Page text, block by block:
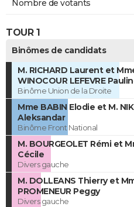
Nombre de votants
TOUR 1
Binômes de candidats
M. RICHARD Laurent et
WINOCOUR LEFEVRE
Binôme Union de la Droite
Mme BABIN Elodie et M.
Aleksandar
Binôme Front National
M. BOURGEOLET Rémi et
Cécile
Divers gauche
M. DOLLEANS Thierry et
PROMENEUR Peggy
Divers gauche